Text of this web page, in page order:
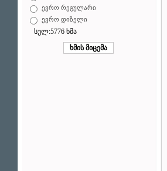
ევრო რეგულარი
ევრო დიზელი
სულ:5776 ხმა